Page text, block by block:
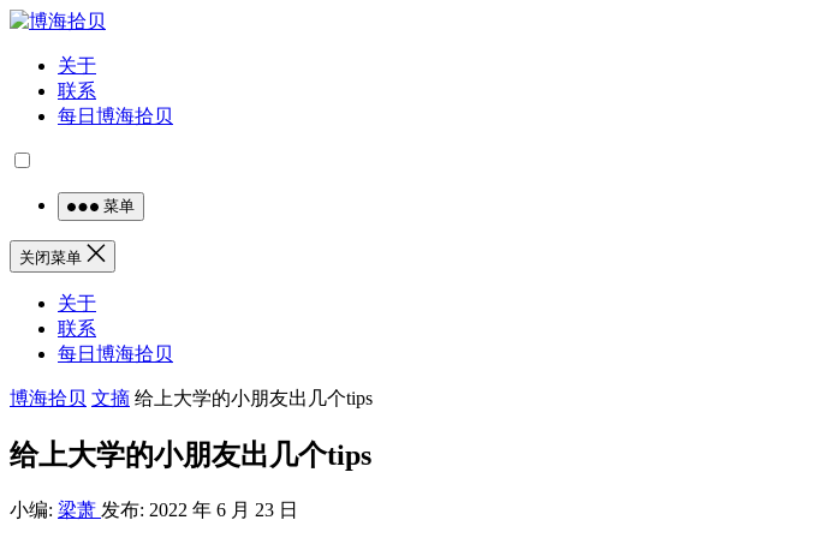
关于
联系
每日博海拾贝
菜单
关闭菜单
关于
联系
每日博海拾贝
博海拾贝 文摘 给上大学的小朋友出几个tips
给上大学的小朋友出几个tips
小编: 梁萧 发布: 2022 年 6 月 23 日